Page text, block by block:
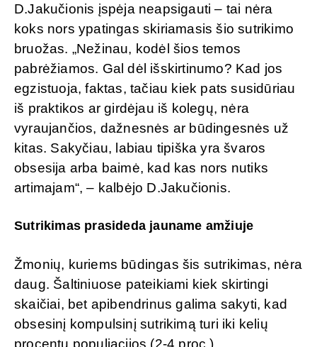
D.Jakučionis įspėja neapsigauti – tai nėra
koks nors ypatingas skiriamasis šio sutrikimo
bruožas. „Nežinau, kodėl šios temos
pabrėžiamos. Gal dėl išskirtinumo? Kad jos
egzistuoja, faktas, tačiau kiek pats susidūriau
iš praktikos ar girdėjau iš kolegų, nėra
vyraujančios, dažnesnės ar būdingesnės už
kitas. Sakyčiau, labiau tipiška yra švaros
obsesija arba baimė, kad kas nors nutiks
artimajam“, – kalbėjo D.Jakučionis.
Sutrikimas prasideda jauname amžiuje
Žmonių, kuriems būdingas šis sutrikimas, nėra
daug. Šaltiniuose pateikiami kiek skirtingi
skaičiai, bet apibendrinus galima sakyti, kad
obsesinį kompulsinį sutrikimą turi iki kelių
procentų populiacijos (2-4 proc.).